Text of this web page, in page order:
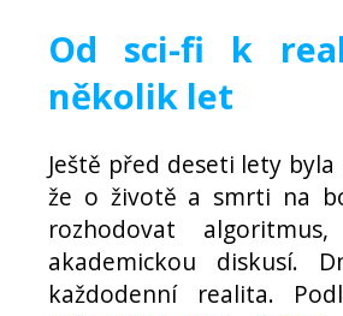
Od sci-fi k
několik let
Ještě před deseti lety
že o životě a smrti na
rozhodovat algoritmus,
akademickou diskusí.
každodenní realita.